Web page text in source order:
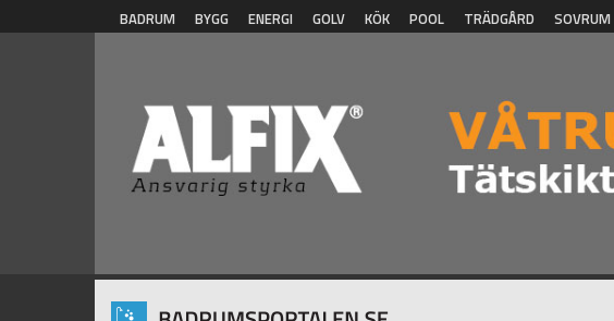
Hoppa till huvudinnehåll
BADRUM BYGG ENERGI GOLV KÖK POOL TRÄDGÅRD SOVRUM